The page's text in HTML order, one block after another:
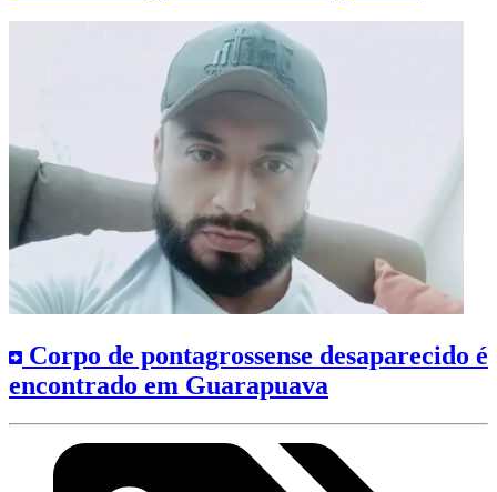
Corpo de pontagrossense desaparecido é
encontrado em Guarapuava